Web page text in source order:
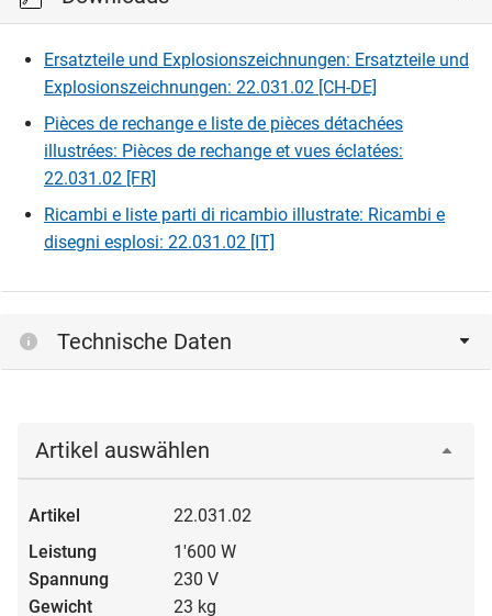
Ersatzteile und Explosionszeichnungen: Ersatzteile und
Explosionszeichnungen: 22.031.02 [CH-DE]
Pièces de rechange e liste de pièces détachées
illustrées: Pièces de rechange et vues éclatées:
22.031.02 [FR]
Ricambi e liste parti di ricambio illustrate: Ricambi e
disegni esplosi: 22.031.02 [IT]
Technische Daten
Artikel auswählen
22.031.02
1'600 W
230 V
23 kg